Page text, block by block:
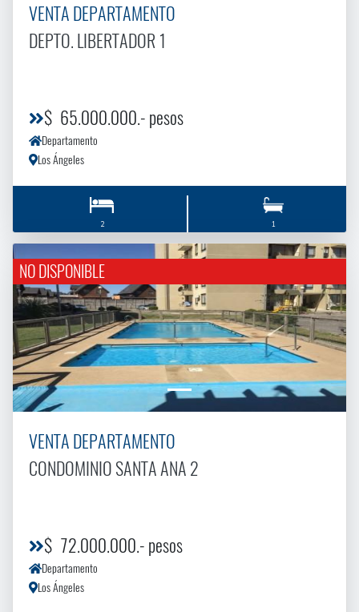
VENTA DEPARTAMENTO
DEPTO. LIBERTADOR 1
$ 65.000.000.- pesos
Departamento
Los Ángeles
2 1
NO DISPONIBLE
VENTA DEPARTAMENTO
CONDOMINIO SANTA ANA 2
$ 72.000.000.- pesos
Departamento
Los Ángeles